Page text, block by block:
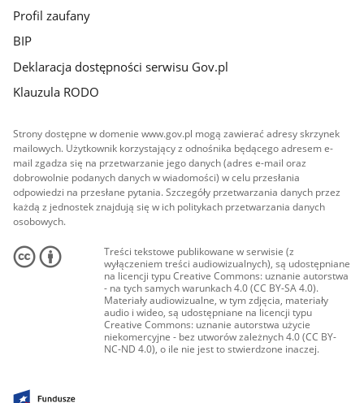
Profil zaufany
BIP
Deklaracja dostępności serwisu Gov.pl
Klauzula RODO
Strony dostępne w domenie www.gov.pl mogą zawierać adresy skrzynek
mailowych. Użytkownik korzystający z odnośnika będącego adresem e-
mail zgadza się na przetwarzanie jego danych (adres e-mail oraz
dobrowolnie podanych danych w wiadomości) w celu przesłania
odpowiedzi na przesłane pytania. Szczegóły przetwarzania danych przez
każdą z jednostek znajdują się w ich politykach przetwarzania danych
osobowych.
Treści tekstowe publikowane w serwisie (z
wyłączeniem treści audiowizualnych), są udostępniane
na licencji typu Creative Commons: uznanie autorstwa
- na tych samych warunkach 4.0 (CC BY-SA 4.0).
Materiały audiowizualne, w tym zdjęcia, materiały
audio i wideo, są udostępniane na licencji typu
Creative Commons: uznanie autorstwa użycie
niekomercyjne - bez utworów zależnych 4.0 (CC BY-
NC-ND 4.0), o ile nie jest to stwierdzone inaczej.